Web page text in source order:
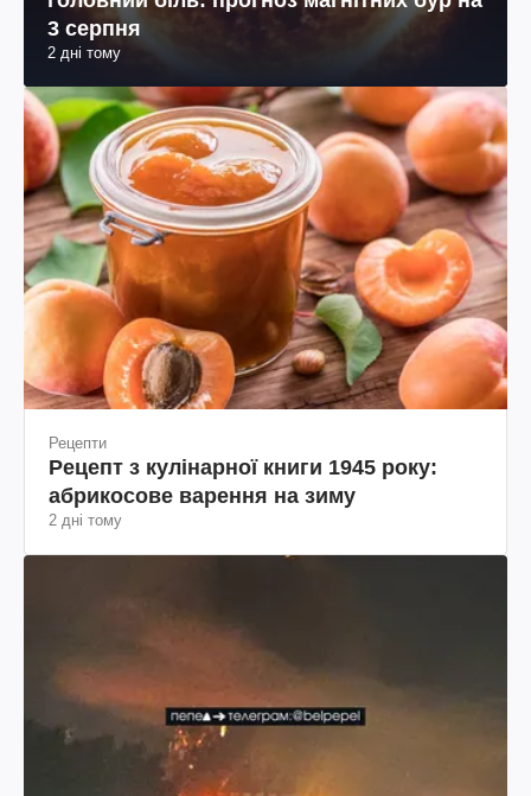
3 серпня
2 дні тому
Рецепти
Рецепт з кулінарної книги 1945 року:
абрикосове варення на зиму
2 дні тому